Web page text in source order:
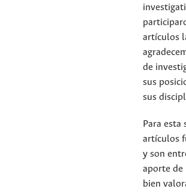
artículos
de
sus
sus
Para
artículos
y son
aporte de
bien